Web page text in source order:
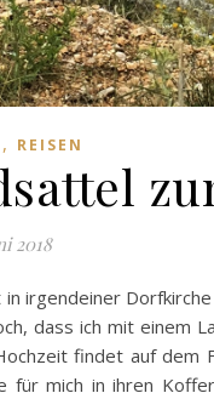
, REISEN
2018
irgendeiner
dass ich mit einem
findet auf
mich in ihren